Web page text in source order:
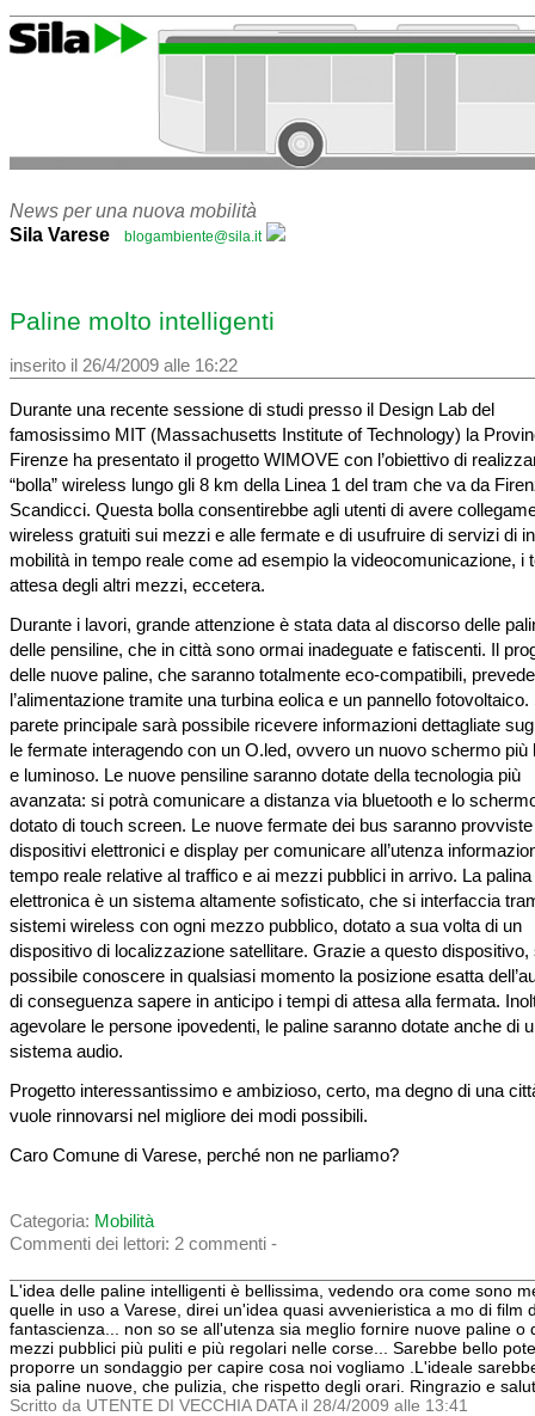
News per una nuova mobilità
Sila Varese
blogambiente@sila.it
Paline molto intelligenti
inserito il 26/4/2009 alle 16:22
Durante una recente sessione di studi presso il Design Lab del
famosissimo MIT (Massachusetts Institute of Technology) la
Firenze ha presentato il progetto WIMOVE con l’obiettivo di
“bolla” wireless lungo gli 8 km della Linea 1 del tram che va da
Scandicci. Questa bolla consentirebbe agli utenti di avere
wireless gratuiti sui mezzi e alle fermate e di usufruire di servizi di
mobilità in tempo reale come ad esempio la videocomunicazione, i
attesa degli altri mezzi, eccetera.
Durante i lavori, grande attenzione è stata data al discorso delle
delle pensiline, che in città sono ormai inadeguate e fatiscenti. Il
delle nuove paline, che saranno totalmente eco-compatibili, prevede
l’alimentazione tramite una turbina eolica e un pannello fotovoltaico.
parete principale sarà possibile ricevere informazioni dettagliate
le fermate interagendo con un O.led, ovvero un nuovo schermo più
e luminoso. Le nuove pensiline saranno dotate della tecnologia più
avanzata: si potrà comunicare a distanza via bluetooth e lo
dotato di touch screen. Le nuove fermate dei bus saranno
dispositivi elettronici e display per comunicare all’utenza
tempo reale relative al traffico e ai mezzi pubblici in arrivo. La palina
elettronica è un sistema altamente sofisticato, che si interfaccia
sistemi wireless con ogni mezzo pubblico, dotato a sua volta di un
dispositivo di localizzazione satellitare. Grazie a questo dispositivo,
possibile conoscere in qualsiasi momento la posizione esatta
di conseguenza sapere in anticipo i tempi di attesa alla fermata.
agevolare le persone ipovedenti, le paline saranno dotate anche di
sistema audio.
Progetto interessantissimo e ambizioso, certo, ma degno di una
vuole rinnovarsi nel migliore dei modi possibili.
Caro Comune di Varese, perché non ne parliamo?
Categoria: Mobilità
Commenti dei lettori: 2 commenti -
L'idea delle paline intelligenti è bellissima, vedendo ora come sono
quelle in uso a Varese, direi un'idea quasi avvenieristica a mo di film
fantascienza... non so se all'utenza sia meglio fornire nuove paline o
mezzi pubblici più puliti e più regolari nelle corse... Sarebbe bello
proporre un sondaggio per capire cosa noi vogliamo .L'ideale
sia paline nuove, che pulizia, che rispetto degli orari. Ringrazio e
Scritto da UTENTE DI VECCHIA DATA il 28/4/2009 alle 13:41